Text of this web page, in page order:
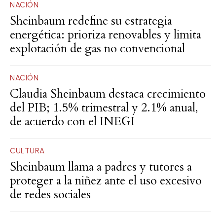
NACIÓN
Sheinbaum redefine su estrategia
energética: prioriza renovables y limita
explotación de gas no convencional
NACIÓN
Claudia Sheinbaum destaca crecimiento
del PIB; 1.5% trimestral y 2.1% anual,
de acuerdo con el INEGI
CULTURA
Sheinbaum llama a padres y tutores a
proteger a la niñez ante el uso excesivo
de redes sociales